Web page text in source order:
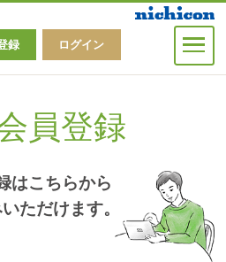
リーコラム
ンメルマガ
ズ倶楽部MENU
録 ログイン
員登録
はこちらから
ただけます。